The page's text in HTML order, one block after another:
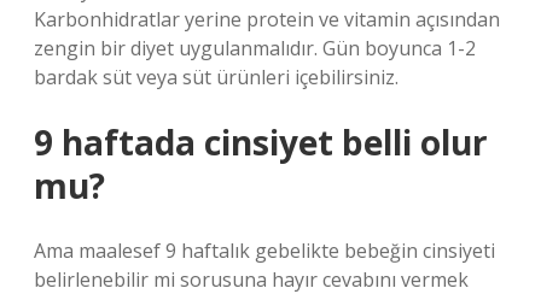
Karbonhidratlar yerine protein ve vitamin açısından
zengin bir diyet uygulanmalıdır. Gün boyunca 1-2
bardak süt veya süt ürünleri içebilirsiniz.
9 haftada cinsiyet belli olur
mu?
Ama maalesef 9 haftalık gebelikte bebeğin cinsiyeti
belirlenebilir mi sorusuna hayır cevabını vermek